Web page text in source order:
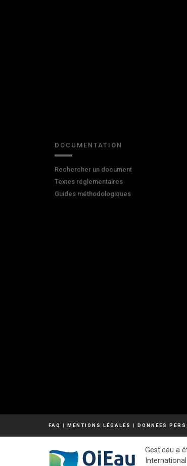
DOCUMENTATION
Rechercher un document
Textes réglementaires
Guides méthodologiques
FAQ | MENTIONS LÉGALES | DONNÉES
Gest'eau a